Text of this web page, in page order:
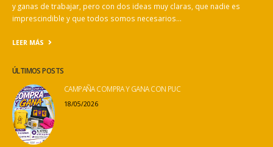
y ganas de trabajar, pero con dos ideas muy claras, que nadie es
imprescindible y que todos somos necesarios…
LEER MÁS
ÚLTIMOS POSTS
CAMPAÑA COMPRA Y GANA CON PUC
18/05/2026